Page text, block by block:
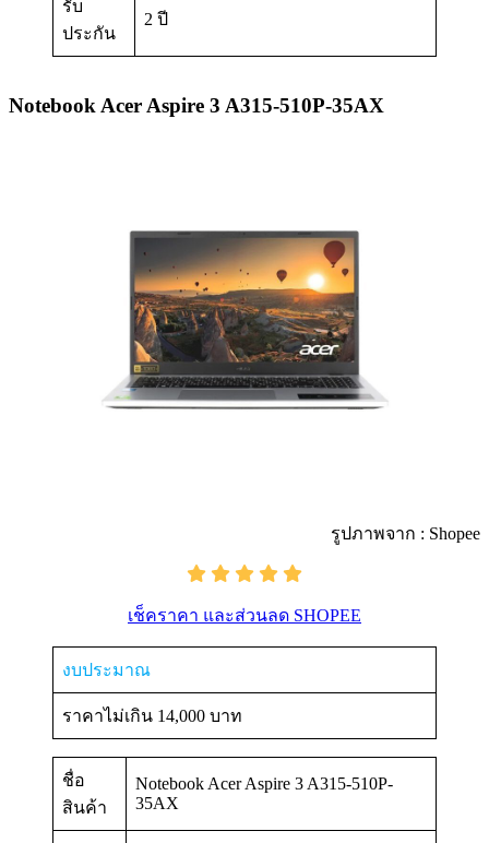
รับ
ประกัน
2 ปี
Notebook Acer Aspire 3 A315-510P-35AX
รูปภาพจาก : Shopee
เช็คราคา และส่วนลด SHOPEE
งบประมาณ
ราคาไม่เกิน 14,000 บาท
ชื่อ
สินค้า
Notebook Acer Aspire 3 A315-510P-
35AX